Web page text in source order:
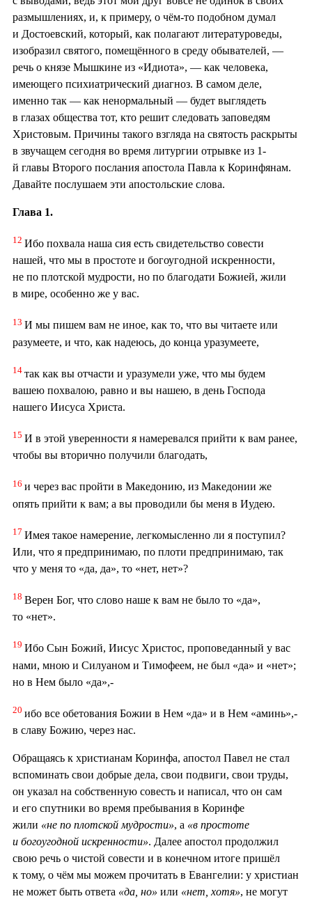
размышлениях, и, к примеру, о чём-то подобном думал
и Достоевский, который, как полагают литературоведы,
изобразил святого, помещённого в среду обывателей, —
речь о князе Мышкине из «Идиота», — как человека,
имеющего психиатрический диагноз. В самом деле,
именно так — как ненормальный — будет выглядеть
в глазах общества тот, кто решит следовать заповедям
Христовым. Причины такого взгляда на святость раскрыты
в звучащем сегодня во время литургии отрывке из 1-
й главы Второго послания апостола Павла к Коринфянам.
Давайте послушаем эти апостольские слова.
Глава 1.
12 Ибо похвала наша сия есть свидетельство совести
нашей, что мы в простоте и богоугодной искренности,
не по плотской мудрости, но по благодати Божией, жили
в мире, особенно же у вас.
13 И мы пишем вам не иное, как то, что вы читаете или
разумеете, и что, как надеюсь, до конца уразумеете,
14 так как вы отчасти и уразумели уже, что мы будем
вашею похвалою, равно и вы нашею, в день Господа
нашего Иисуса Христа.
15 И в этой уверенности я намеревался прийти к вам ранее,
чтобы вы вторично получили благодать,
16 и через вас пройти в Македонию, из Македонии же
опять прийти к вам; а вы проводили бы меня в Иудею.
17 Имея такое намерение, легкомысленно ли я поступил?
Или, что я предпринимаю, по плоти предпринимаю, так
что у меня то «да, да», то «нет, нет»?
18 Верен Бог, что слово наше к вам не было то «да»,
то «нет».
19 Ибо Сын Божий, Иисус Христос, проповеданный у вас
нами, мною и Силуаном и Тимофеем, не был «да» и «нет»;
но в Нем было «да»,-
20 ибо все обетования Божии в Нем «да» и в Нем «аминь»,-
в славу Божию, через нас.
Обращаясь к христианам Коринфа, апостол Павел не стал
вспоминать свои добрые дела, свои подвиги, свои труды,
он указал на собственную совесть и написал, что он сам
и его спутники во время пребывания в Коринфе
жили «не по плотской мудрости», а «в простоте
и богоугодной искренности». Далее апостол продолжил
свою речь о чистой совести и в конечном итоге пришёл
к тому, о чём мы можем прочитать в Евангелии: у христиан
не может быть ответа «да, но» или «нет, хотя», не могут